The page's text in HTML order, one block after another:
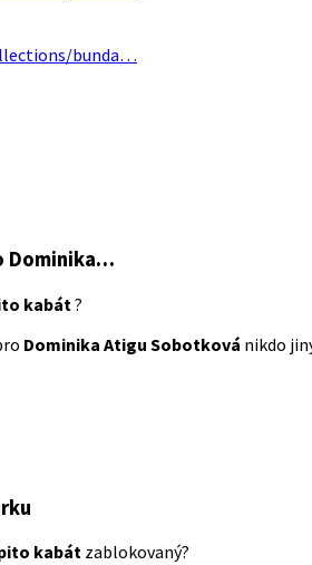
bunda…
Dominika…
kabát ?
Dominika Atigu Sobotková nikdo
kabát zablokovaný?